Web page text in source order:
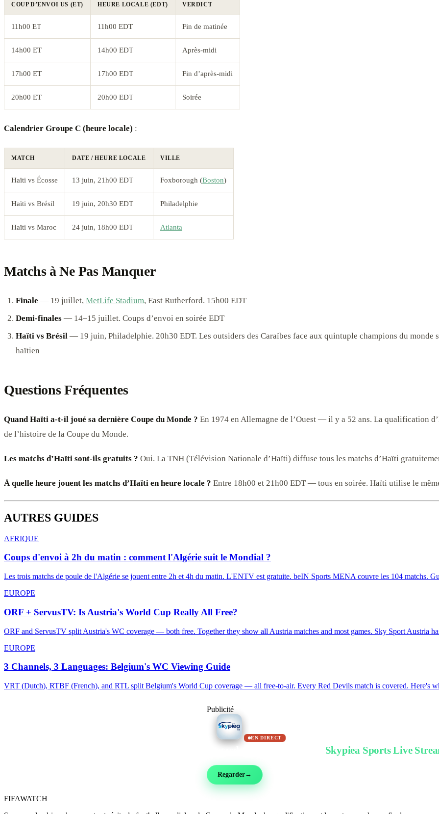
COUP D’ENVOI US (ET) HEURE LOCALE (EDT) VERDICT
11h00 ET 11h00 EDT Fin de matinée
14h00 ET 14h00 EDT Après-midi
17h00 ET 17h00 EDT Fin d’après-midi
20h00 ET 20h00 EDT Soirée
Calendrier Groupe C (heure locale) :
MATCH DATE / HEURE LOCALE VILLE
Haïti vs Écosse 13 juin, 21h00 EDT Foxborough (Boston)
Haïti vs Brésil 19 juin, 20h30 EDT Philadelphie
Haïti vs Maroc 24 juin, 18h00 EDT Atlanta
Matchs à Ne Pas Manquer
Finale — 19 juillet, MetLife Stadium, East Rutherford. 15h00 EDT
Demi-finales — 14–15 juillet. Coups d’envoi en soirée EDT
Haïti vs Brésil — 19 juin, Philadelphie. 20h30 EDT. Les outsiders des Caraïbes face aux quintuple champions du
haïtien
Questions Fréquentes
Quand Haïti a-t-il joué sa dernière Coupe du Monde ? En 1974 en Allemagne de l’Ouest — il y a 52 ans. La qualification
de l’histoire de la Coupe du Monde.
Les matchs d’Haïti sont-ils gratuits ? Oui. La TNH (Télévision Nationale d’Haïti) diffuse tous les matchs d’Haïti
À quelle heure jouent les matchs d’Haïti en heure locale ? Entre 18h00 et 21h00 EDT — tous en soirée. Haïti utilise le
AUTRES GUIDES
AFRIQUE
Coups d'envoi à 2h du matin : comment l'Algérie suit le Mondial ?
Les trois matchs de poule de l'Algérie se jouent entre 2h et 4h du matin. L'ENTV est gratuite. beIN Sports MENA couvre les 104 matchs.
EUROPE
ORF + ServusTV: Is Austria's World Cup Really All Free?
ORF and ServusTV split Austria's WC coverage — both free. Together they show all Austria matches and most games. Sky Sport Austria
EUROPE
3 Channels, 3 Languages: Belgium's WC Viewing Guide
VRT (Dutch), RTBF (French), and RTL split Belgium's World Cup coverage — all free-to-air. Every Red Devils match is covered. Here's
Publicité
EN DIRECT
Skypiea Sports Live
Regarder→
FIFAWATCH